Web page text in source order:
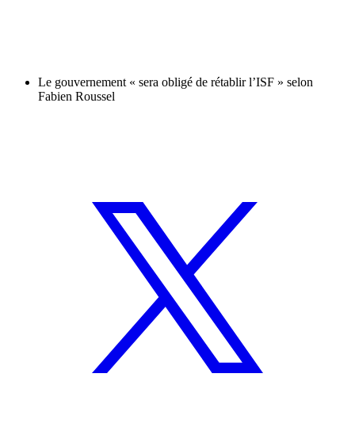
Le gouvernement « sera obligé de rétablir l’ISF » selon
Fabien Roussel